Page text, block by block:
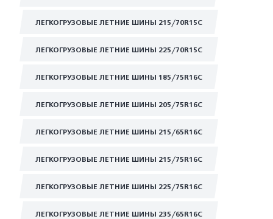
ЛЕГКОГРУЗОВЫЕ ЛЕТНИЕ ШИНЫ 215/70R15C
ЛЕГКОГРУЗОВЫЕ ЛЕТНИЕ ШИНЫ 225/70R15C
ЛЕГКОГРУЗОВЫЕ ЛЕТНИЕ ШИНЫ 185/75R16C
ЛЕГКОГРУЗОВЫЕ ЛЕТНИЕ ШИНЫ 205/75R16C
ЛЕГКОГРУЗОВЫЕ ЛЕТНИЕ ШИНЫ 215/65R16C
ЛЕГКОГРУЗОВЫЕ ЛЕТНИЕ ШИНЫ 215/75R16C
ЛЕГКОГРУЗОВЫЕ ЛЕТНИЕ ШИНЫ 225/75R16C
ЛЕГКОГРУЗОВЫЕ ЛЕТНИЕ ШИНЫ 235/65R16C